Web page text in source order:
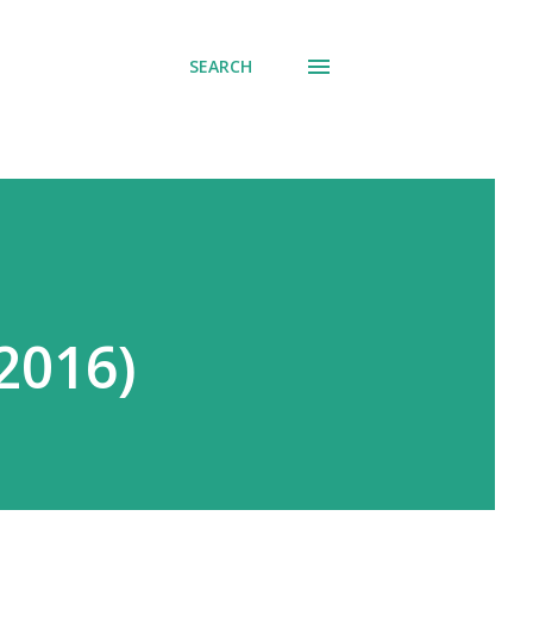
SEARCH